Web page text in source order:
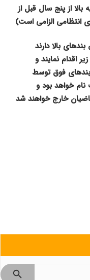
از پنج سال قبل از
انتظامی الزامی است)
بالا دارند
اقدام نمایند و
فوق توسط
ثبت نام خواهد بود و
خارج خواهند شد